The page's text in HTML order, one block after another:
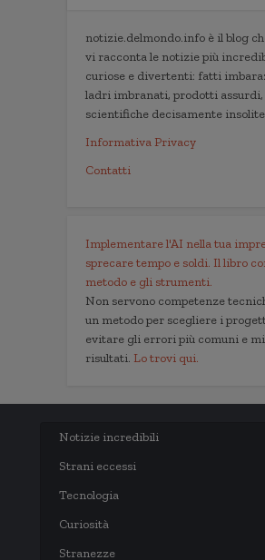
notizie.delmondo.info è il blog
vi racconta le notizie più
curiose e divertenti: fatti
ladri imbranati, prodotti
scientifiche decisamente
Informativa Privacy
Contatti
Implementare l'AI nella tua
sprecare tempo e soldi. Il libro
metodo e gli strumenti.
Non servono competenze
un metodo per scegliere i
evitare gli errori più comuni e
risultati. Lo trovi qui.
Notizie incredibili
Strani eccessi
Tecnologia
Curiosità
Stranezze